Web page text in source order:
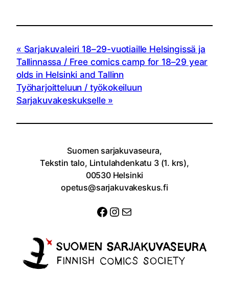
Sarjakuvaleiri 18–29-vuotiaille Helsingissä ja
Tallinnassa / Free comics camp for 18–29 year
olds in Helsinki and Tallinn
Työharjoitteluun / työkokeiluun
Sarjakuvakeskukselle
Suomen sarjakuvaseura,
Tekstin talo, Lintulahdenkatu 3 (1. krs),
00530 Helsinki
opetus@sarjakuvakeskus.fi
Facebook
Instagram
Sähköposti